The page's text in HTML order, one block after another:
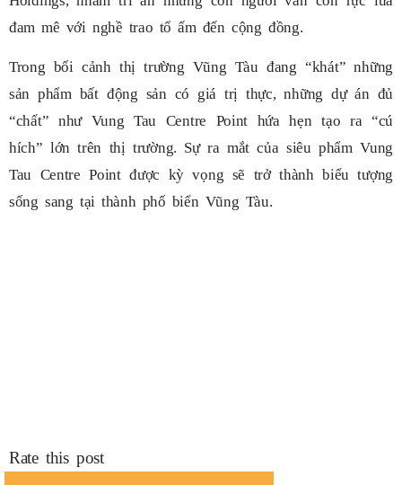
đam mê với nghề trao tổ ấm đến cộng đồng.
Trong bối cảnh thị trường Vũng Tàu đang “khát” những
sản phẩm bất động sản có giá trị thực, những dự án đủ
“chất” như Vung Tau Centre Point hứa hẹn tạo ra “cú
hích” lớn trên thị trường. Sự ra mắt của siêu phẩm Vung
Tau Centre Point được kỳ vọng sẽ trở thành biểu tượng
sống sang tại thành phố biển Vũng Tàu.
Rate this post